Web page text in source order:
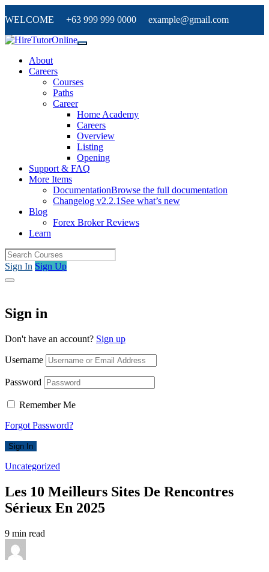
WELCOME +63 999 999 0000 example@gmail.com
About
Careers
Courses
Paths
Career
Home Academy
Careers
Overview
Listing
Opening
Support & FAQ
More Items
DocumentationBrowse the full documentation
Changelog v2.2.1 See what’s new
Blog
Forex Broker Reviews
Learn
Sign In Sign Up
Sign in
Don't have an account? Sign up
Username
Password
Remember Me
Forgot Password?
Sign In
Uncategorized
Les 10 Meilleurs Sites De Rencontres
Sérieux En 2025
9 min read